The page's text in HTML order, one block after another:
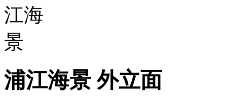
浦江海景 外立面